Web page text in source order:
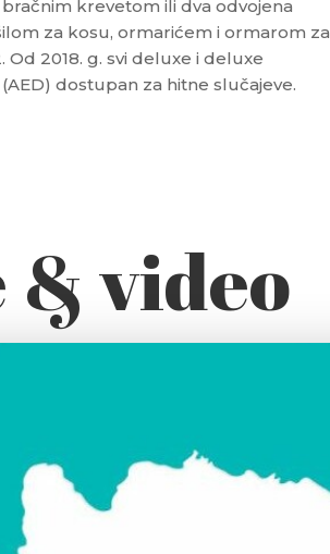
krevetom ili dva odvojena
za kosu, ormarićem i ormarom za
2018. g. svi deluxe i deluxe
dostupan za hitne slučajeve.
video